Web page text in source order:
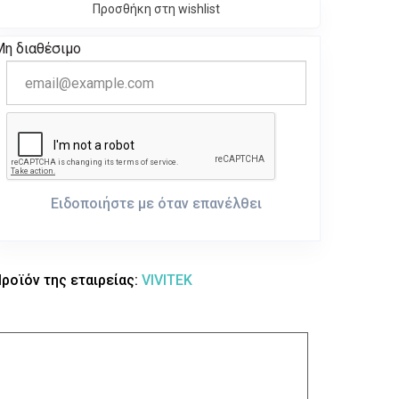
Προσθήκη στη wishlist
διαθέσιμο
Ειδοποιήστε με όταν επανέλθει
της εταιρείας: VIVITEK